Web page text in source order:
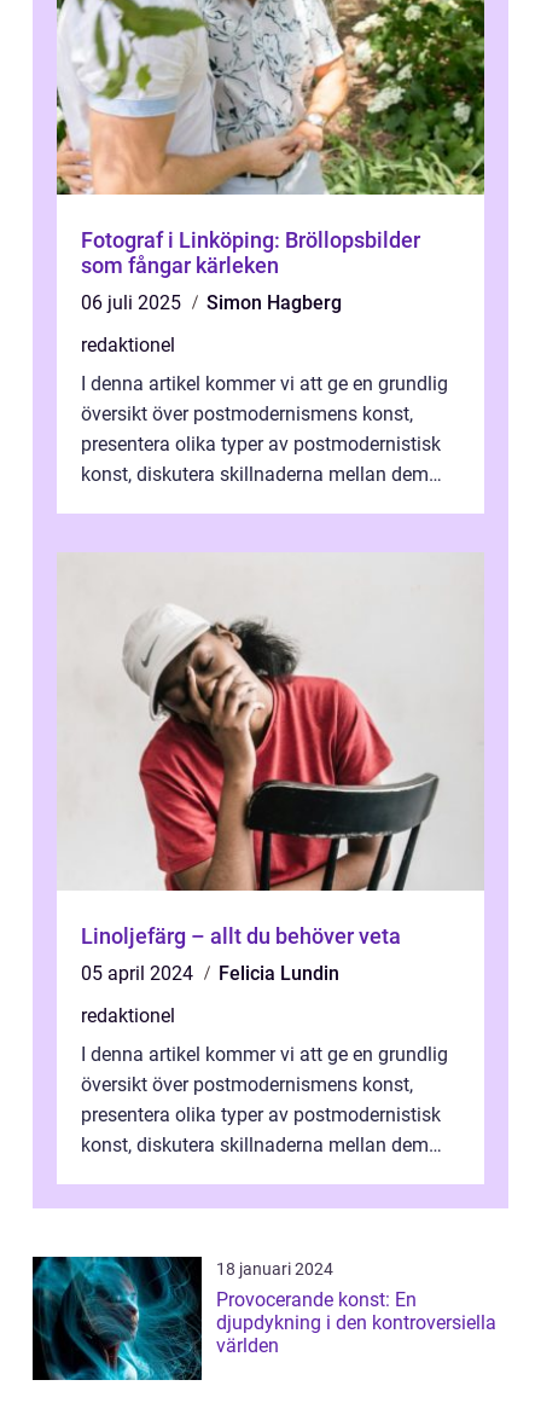
Fotograf i Linköping: Bröllopsbilder
som fångar kärleken
06 juli 2025
Simon Hagberg
redaktionel
I denna artikel kommer vi att ge en grundlig
översikt över postmodernismens konst,
presentera olika typer av postmodernistisk
konst, diskutera skillnaderna mellan dem
Linoljefärg – allt du behöver veta
05 april 2024
Felicia Lundin
redaktionel
I denna artikel kommer vi att ge en grundlig
översikt över postmodernismens konst,
presentera olika typer av postmodernistisk
konst, diskutera skillnaderna mellan dem
18 januari 2024
Provocerande konst: En
djupdykning i den kontroversiella
världen